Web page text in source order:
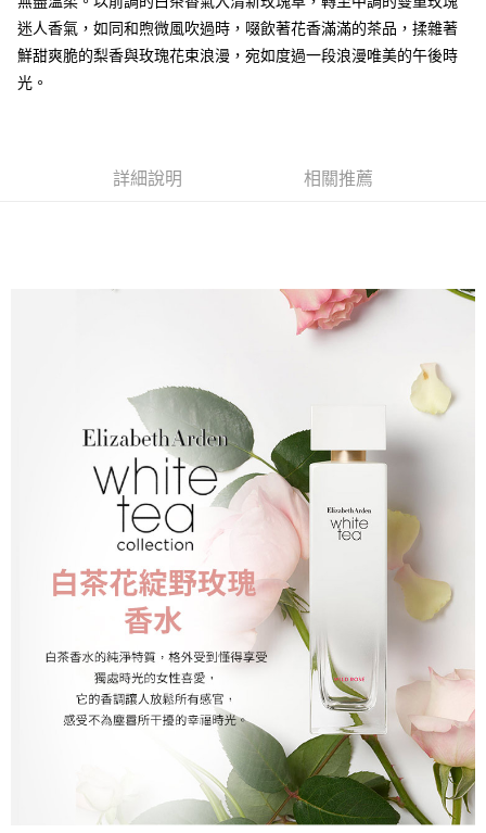
※ 交易是否成功請以「AFTEE先享後付 」之結帳頁面顯示為準，若有關於
是否繳費成功／繳費後需取消欲退款等相關疑問，請聯繫「AFTEE先享後付
客戶支援中心」https://netprotections.freshdesk.com/support/home
２．關於個人資料處理事宜，請瀏覽以下網址：
時審查核予不同之上限額度；若仍有額度不足之情形，本公司將視審查結果
５．嚴禁一人註冊多個帳號或使用他人資訊註冊。若發現惡意使用之情形，
付款後萊爾富取貨
每筆NT$80，滿NT$1,500(含以上)免運費
7-11取貨付款
每筆NT$80，滿NT$1,500(含以上)免運費
迷人香氣，如同和煦微風吹過時，啜飲著花香滿滿的茶品，揉雜著
鮮甜爽脆的梨香與玫瑰花束浪漫，宛如度過一段浪漫唯美的午後時
光。
詳細說明 相關推薦